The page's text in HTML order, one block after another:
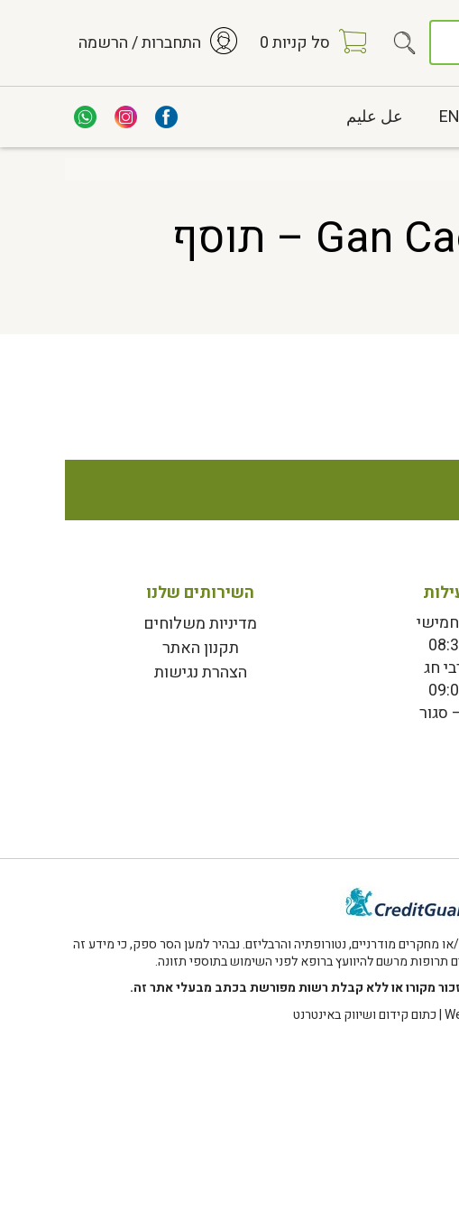
סל קניות0 התחברות / הרשמה
EN عل عليم
תמצית יבשה Gan Cao Radix Glycyrrhizae HS – תוסף
חג
סגור
השירותים שלנו
מדיניות משלוחים
תקנון האתר
הצהרת נגישות
מודרניים, נטורופתיה והרבליזם. נבהיר למען הסר ספק, כי מידע זה
תרופות מרשם להיוועץ ברופא לפני השימוש בתוספי תזונה.
מקורו או ללא קבלת רשות מפורשת בכתב מבעלי אתר זה.
|כתום קידום ושיווק באינטרנט